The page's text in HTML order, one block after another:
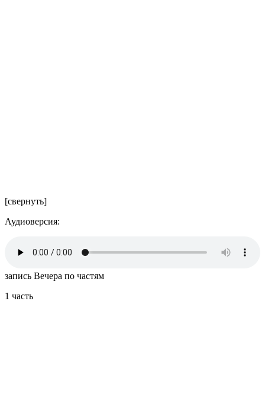
[свернуть]
Аудиоверсия:
запись Вечера по частям
1 часть